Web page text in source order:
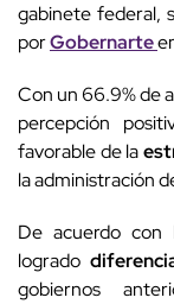
gabinete federal,
porGobernarte
Con un 66.9% de
percepción
favorable de la
la administración
De acuerdo con
logrado
gobiernos